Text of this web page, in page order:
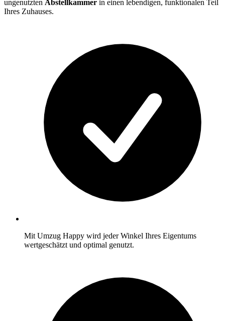
ungenutzten Abstellkammer in einen lebendigen, funktionalen Teil
Ihres Zuhauses.
Mit Umzug Happy wird jeder Winkel Ihres Eigentums
wertgeschätzt und optimal genutzt.